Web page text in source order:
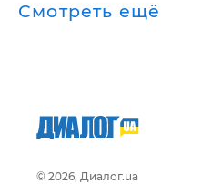
Смотреть ещё
© 2026, Диалог.ua